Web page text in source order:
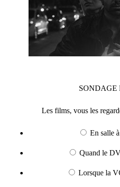
SONDAGE
Les films, vous les
En salle
Quand le
Lorsque la